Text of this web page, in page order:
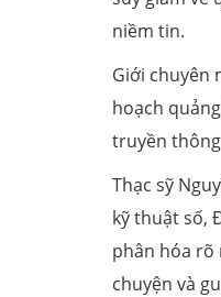
niềm tin.
Giới chuyên
hoạch
truyền
Thạc sỹ
kỹ thuật số,
phân hóa rõ
chuyện và